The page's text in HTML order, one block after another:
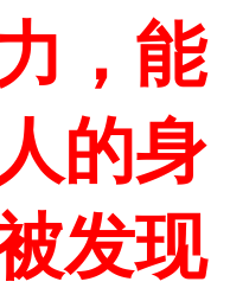
，能
的身
发现